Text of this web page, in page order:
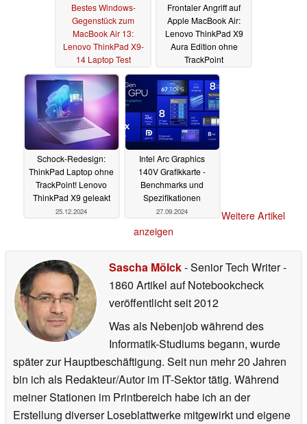
Bestes Windows-
Gegenstück zum
MacBook Air 13:
Lenovo ThinkPad X9-
14 Laptop Test
28.03.2025
Frontaler Angriff auf
Apple MacBook Air:
Lenovo ThinkPad X9
Aura Edition ohne
TrackPoint
angekündigt07.01.2025
Schock-Redesign:
ThinkPad Laptop ohne
TrackPoint! Lenovo
ThinkPad X9 geleakt
25.12.2024
Intel Arc Graphics
140V Grafikkarte -
Benchmarks und
Spezifikationen
27.09.2024
Weitere Artikel
anzeigen
Sascha Mölck- Senior Tech Writer-
1860 Artikel auf Notebookcheck
veröffentlichtseit 2012
Was als Nebenjob während des
Informatik-Studiums begann, wurde
später zur Hauptbeschäftigung. Seit nun mehr 20 Jahren
bin ich als Redakteur/Autor im IT-Sektor tätig. Während
meiner Stationen im Printbereich habe ich an der
Erstellung diverser Loseblattwerke mitgewirkt und eigene